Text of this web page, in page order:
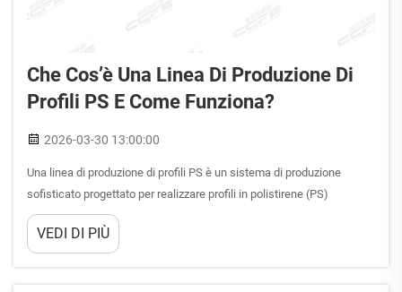
Che Cos’è Una Linea Di Produzione Di
Profili PS E Come Funziona?
2026-03-30 13:00:00
Una linea di produzione di profili PS è un sistema di produzione
sofisticato progettato per realizzare profili in polistirene (PS)
mediante un processo continuo di estrusione. Questa attrezzatura
industriale trasforma granuli di polistirene vergine in profili di forma
VEDI DI PIÙ